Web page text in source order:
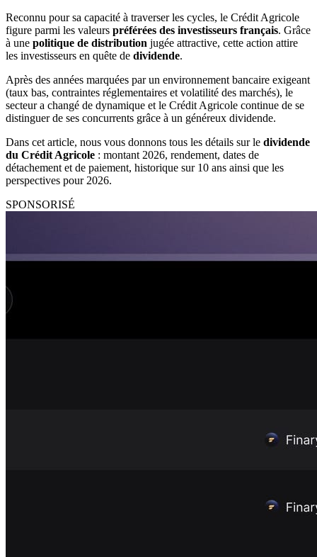
Reconnu pour sa capacité à traverser les cycles, le Crédit Agricole
figure parmi les valeurs préférées des investisseurs français. Grâce
à une politique de distribution jugée attractive, cette action attire
les investisseurs en quête de dividende.
Après des années marquées par un environnement bancaire exigeant
(taux bas, contraintes réglementaires et volatilité des marchés), le
secteur a changé de dynamique et le Crédit Agricole continue de se
distinguer de ses concurrents grâce à un généreux dividende.
Dans cet article, nous vous donnons tous les détails sur le dividende
du Crédit Agricole : montant 2026, rendement, dates de
détachement et de paiement, historique sur 10 ans ainsi que les
perspectives pour 2026.
SPONSORISÉ